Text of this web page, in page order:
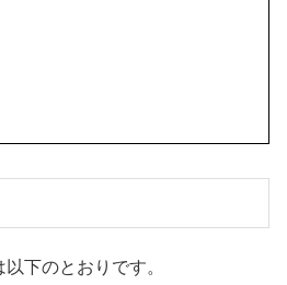
下のとおりです。